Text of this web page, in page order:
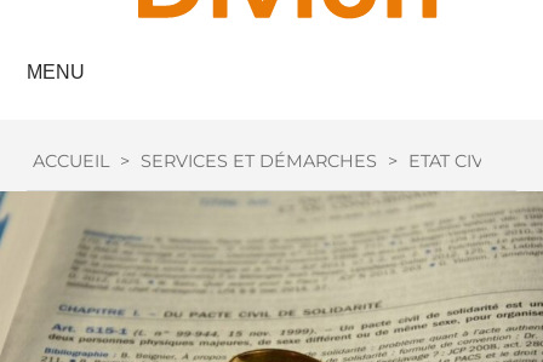
MENU
ACCUEIL > SERVICES ET DÉMARCHES > ETAT CIVIL